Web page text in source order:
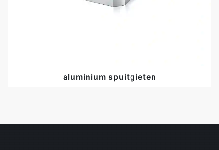
aluminium spuitgieten